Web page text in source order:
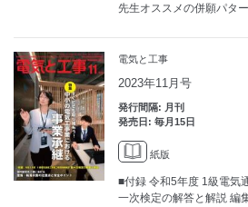
先生オススメの併願パタ
電気と工事
2023年11月号
発行間隔: 月刊
発売日: 毎月15日
紙版
■付録 令和5年度 1級電気
一次検定の解答と解説 編